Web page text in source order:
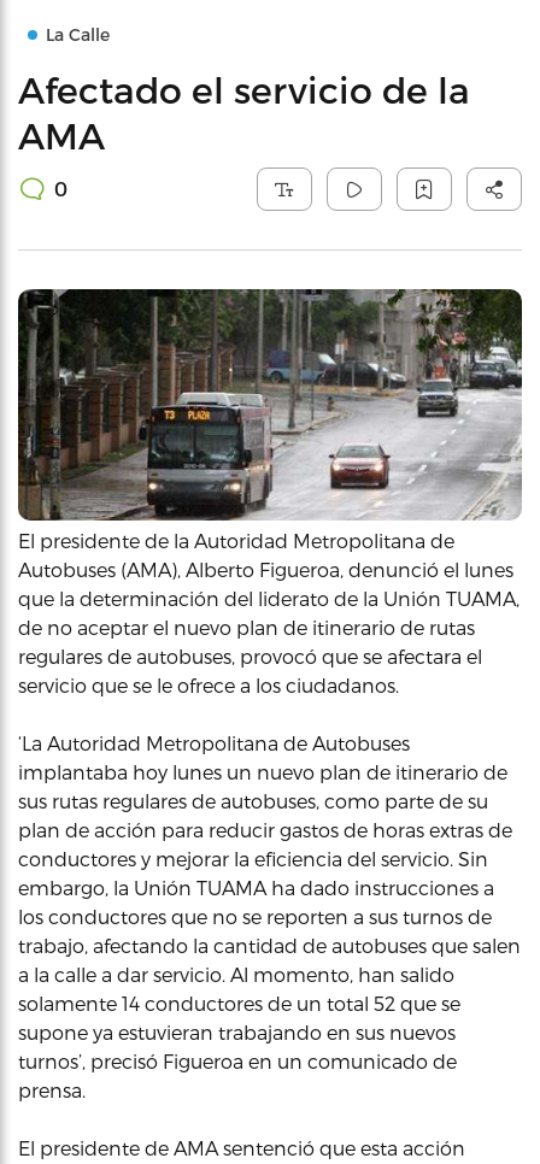
La Calle
Afectado el servicio de la
AMA
0
El presidente de la Autoridad Metropolitana de
Autobuses (AMA), Alberto Figueroa, denunció el lunes
que la determinación del liderato de la Unión TUAMA,
de no aceptar el nuevo plan de itinerario de rutas
regulares de autobuses, provocó que se afectara el
servicio que se le ofrece a los ciudadanos.
‘La Autoridad Metropolitana de Autobuses
implantaba hoy lunes un nuevo plan de itinerario de
sus rutas regulares de autobuses, como parte de su
plan de acción para reducir gastos de horas extras de
conductores y mejorar la eficiencia del servicio. Sin
embargo, la Unión TUAMA ha dado instrucciones a
los conductores que no se reporten a sus turnos de
trabajo, afectando la cantidad de autobuses que salen
a la calle a dar servicio. Al momento, han salido
solamente 14 conductores de un total 52 que se
supone ya estuvieran trabajando en sus nuevos
turnos’, precisó Figueroa en un comunicado de
prensa.
El presidente de AMA sentenció que esta acción